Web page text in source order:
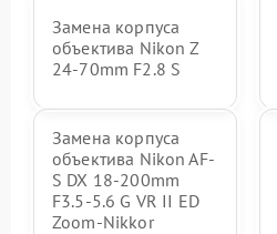
Замена корпуса
объектива Nikon Z
24-70mm F2.8 S
Замена корпуса
объектива Nikon AF-
S DX 18-200mm
F3.5-5.6 G VR II ED
Zoom-Nikkor